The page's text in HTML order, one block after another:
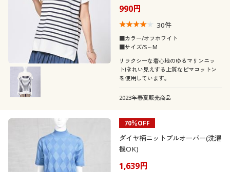
990円
30件
■カラー/オフホワイト
■サイズ/S～M
リラクシーな着心地のゆるマリンニッ
ト!きれい見えする上質なピマコットン
を使用しています。
2023年春夏販売商品
70％OFF
ダイヤ柄ニットプルオーバー(洗濯
機OK)
1,639円